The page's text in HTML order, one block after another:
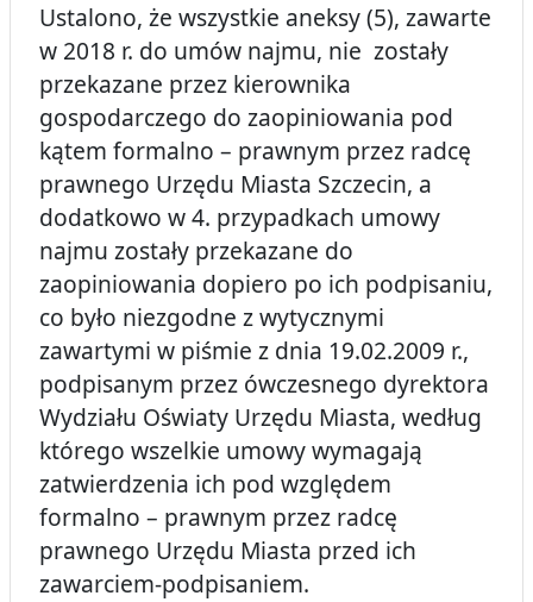
Ustalono, że wszystkie aneksy (5), zawarte
w 2018 r. do umów najmu, nie zostały
przekazane przez kierownika
gospodarczego do zaopiniowania pod
kątem formalno – prawnym przez radcę
prawnego Urzędu Miasta Szczecin, a
dodatkowo w 4. przypadkach umowy
najmu zostały przekazane do
zaopiniowania dopiero po ich podpisaniu,
co było niezgodne z wytycznymi
zawartymi w piśmie z dnia 19.02.2009 r.,
podpisanym przez ówczesnego dyrektora
Wydziału Oświaty Urzędu Miasta, według
którego wszelkie umowy wymagają
zatwierdzenia ich pod względem
formalno – prawnym przez radcę
prawnego Urzędu Miasta przed ich
zawarciem-podpisaniem.